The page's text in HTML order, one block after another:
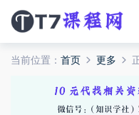
当前位置： 首页 更多